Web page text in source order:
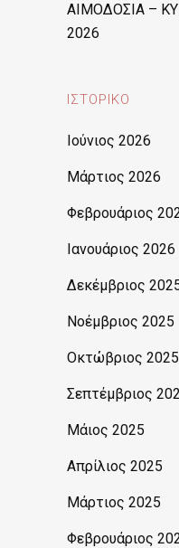
ΑΙΜΟΔΟΣΙΑ –
2026
ΙΣΤΟΡΙΚΌ
Ιούνιος 2026
Μάρτιος 2026
Φεβρουάριος
Ιανουάριος 2026
Δεκέμβριος
Νοέμβριος 2025
Οκτώβριος 2025
Σεπτέμβριος
Μάιος 2025
Απρίλιος 2025
Μάρτιος 2025
Φεβρουάριος